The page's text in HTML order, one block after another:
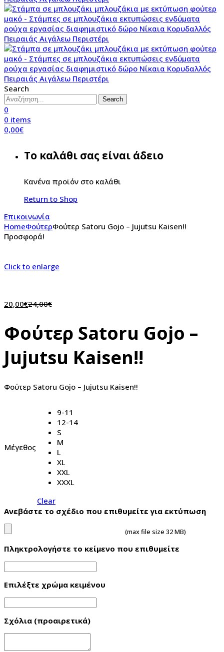
Search
Search
0
0 items
0,00€
Το καλάθι σας είναι άδειο
Κανένα προϊόν στο καλάθι
Return to Shop
Επικοινωνία
HomeΦούτερΦούτερ Satoru Gojo – Jujutsu Kaisen!!
Προσφορά!
Click to enlarge
20,00€24,00€
Φούτερ Satoru Gojo –
Jujutsu Kaisen!!
Φούτερ Satoru Gojo – Jujutsu Kaisen!!
Μέγεθος
9-11
12-14
S
M
L
XL
XXL
XXXL
Clear
Ανεβάστε το σχέδιο που επιθυμείτε για εκτύπωση
(max file size 32 MB)
Πληκτρολογήστε το κείμενο που επιθυμείτε
Επιλέξτε χρώμα κειμένου
Σχόλια (προαιρετικά)